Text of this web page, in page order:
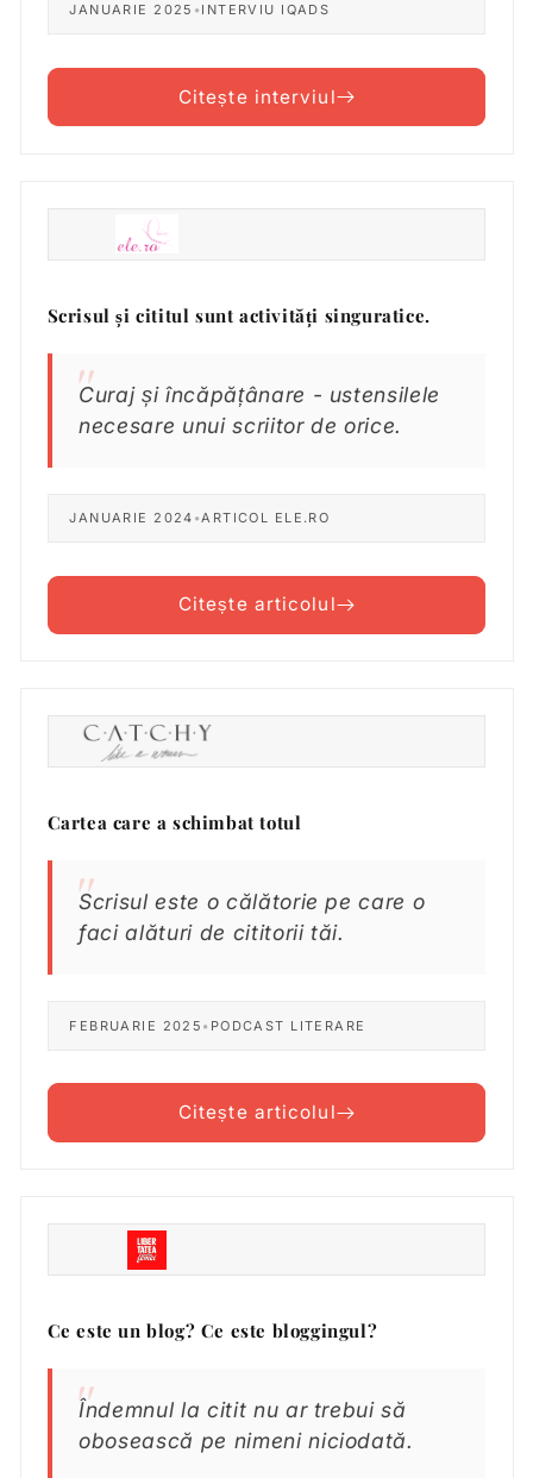
JANUARIE 2025 • INTERVIU IQADS
Citește interviul
Scrisul și cititul sunt activități singuratice.
Curaj și încăpățânare - ustensilele
necesare unui scriitor de orice.
JANUARIE 2024 •ARTICOL ELE.RO
Citește articolul
Cartea care a schimbat totul
Scrisul este o călătorie pe care o
faci alături de cititorii tăi.
FEBRUARIE 2025 • PODCAST LITERARE
Citește articolul
Ce este un blog? Ce este bloggingul?
Îndemnul la citit nu ar trebui să
obosească pe nimeni niciodată.